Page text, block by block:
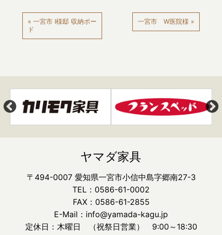
一宮市 W医院様 »
« 一宮市 I様邸 収納ボー
ド
ヤマダ家具
〒494-0007 愛知県一宮市小信中島字郷南27-3
TEL：0586-61-0002
FAX：0586-61-2855
E-Mail：info@yamada-kagu.jp
定休日：木曜日 （祝祭日営業） 9:00～18:30